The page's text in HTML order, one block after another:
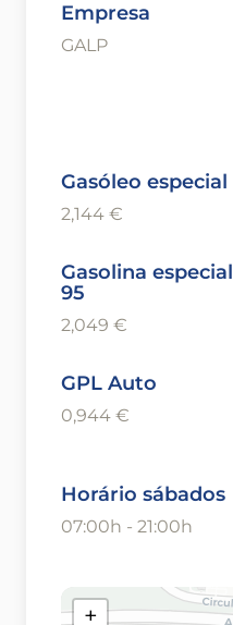
Empresa
GALP
Gasóleo especial
2,144 €
Gasolina especial
95
2,049 €
GPL Auto
0,944 €
Horário sábados
07:00h - 21:00h
+